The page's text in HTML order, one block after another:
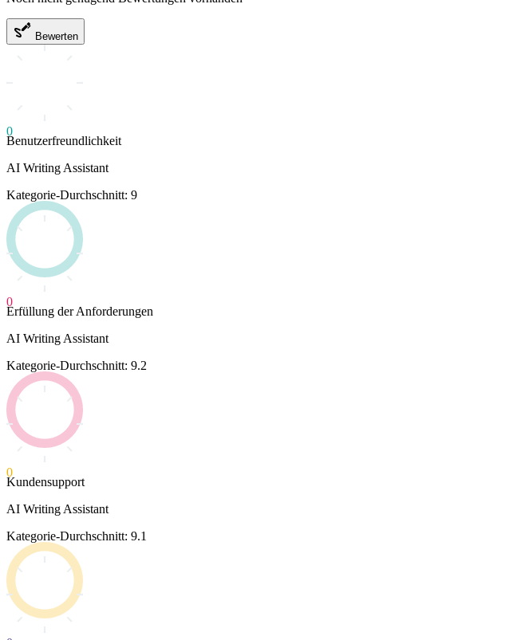
Bewerten
0
Benutzerfreundlichkeit
AI Writing Assistant
Kategorie-Durchschnitt: 9
0
Erfüllung der Anforderungen
AI Writing Assistant
Kategorie-Durchschnitt: 9.2
0
Kundensupport
AI Writing Assistant
Kategorie-Durchschnitt: 9.1